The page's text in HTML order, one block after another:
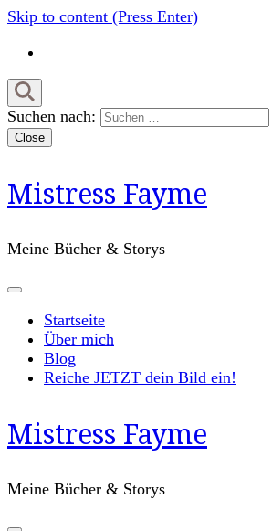
Skip to content (Press Enter)
Suchen nach:
Close
Mistress Fayme
Meine Bücher & Storys
Startseite
Über mich
Blog
Reiche JETZT dein Bild ein!
Mistress Fayme
Meine Bücher & Storys